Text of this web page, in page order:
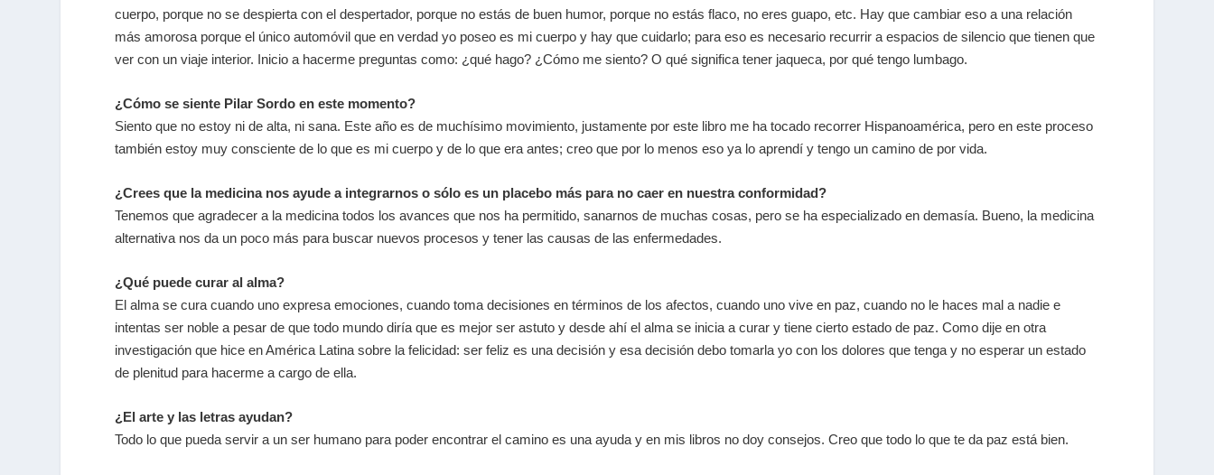
cuerpo, porque no se despierta con el despertador, porque no estás de buen humor, porque no estás flaco, no eres guapo, etc. Hay que cambiar eso a una relación
más amorosa porque el único automóvil que en verdad yo poseo es mi cuerpo y hay que cuidarlo; para eso es necesario recurrir a espacios de silencio que tienen que
ver con un viaje interior. Inicio a hacerme preguntas como: ¿qué hago? ¿Cómo me siento? O qué significa tener jaqueca, por qué tengo lumbago.
¿Cómo se siente Pilar Sordo en este momento?
Siento que no estoy ni de alta, ni sana. Este año es de muchísimo movimiento, justamente por este libro me ha tocado recorrer Hispanoamérica, pero en este proceso
también estoy muy consciente de lo que es mi cuerpo y de lo que era antes; creo que por lo menos eso ya lo aprendí y tengo un camino de por vida.
¿Crees que la medicina nos ayude a integrarnos o sólo es un placebo más para no caer en nuestra conformidad?
Tenemos que agradecer a la medicina todos los avances que nos ha permitido, sanarnos de muchas cosas, pero se ha especializado en demasía. Bueno, la medicina
alternativa nos da un poco más para buscar nuevos procesos y tener las causas de las enfermedades.
¿Qué puede curar al alma?
El alma se cura cuando uno expresa emociones, cuando toma decisiones en términos de los afectos, cuando uno vive en paz, cuando no le haces mal a nadie e
intentas ser noble a pesar de que todo mundo diría que es mejor ser astuto y desde ahí el alma se inicia a curar y tiene cierto estado de paz. Como dije en otra
investigación que hice en América Latina sobre la felicidad: ser feliz es una decisión y esa decisión debo tomarla yo con los dolores que tenga y no esperar un estado
de plenitud para hacerme a cargo de ella.
¿El arte y las letras ayudan?
Todo lo que pueda servir a un ser humano para poder encontrar el camino es una ayuda y en mis libros no doy consejos. Creo que todo lo que te da paz está bien.